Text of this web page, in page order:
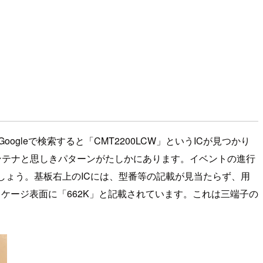
で検索すると「CMT2200LCW」というICが見つかり
ナと思しきパターンがたしかにあります。イベントの進行
う。基板右上のICには、型番等の記載が見当たらず、用
ージ表面に「662K」と記載されています。これは三端子の